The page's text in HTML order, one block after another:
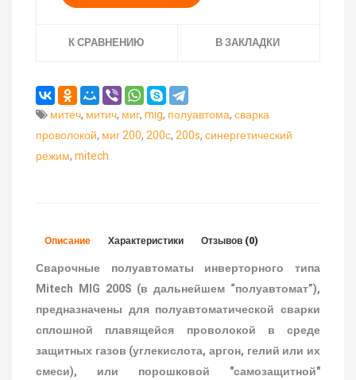
К СРАВНЕНИЮ В ЗАКЛАДКИ
митеч, митич, миг,mig, полуавтома,сварка
проволокой, миг 200,200с,200s,синергетический
режим,mitech
Описание Характеристики Отзывов (0)
Сварочные полуавтоматы инверторного типа
Mitech MIG 200S (в дальнейшем “полуавтомат”),
предназначены для полуавтоматической сварки
сплошной плавящейся проволокой в среде
защитных газов (углекислота, аргон, гелий или их
смеси), или порошковой "самозащитной"